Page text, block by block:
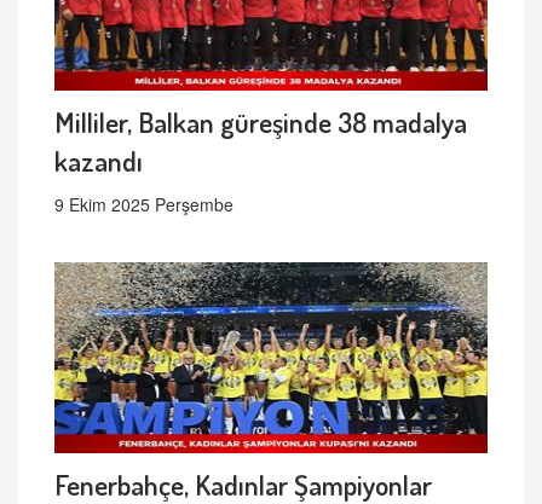
Milliler, Balkan güreşinde 38 madalya
kazandı
9 Ekim 2025 Perşembe
Fenerbahçe, Kadınlar Şampiyonlar